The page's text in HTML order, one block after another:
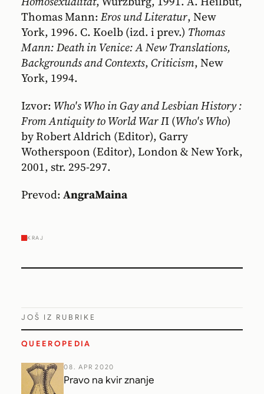
Thomas Mann:Eros und Literatur, New
York, 1996. C. Koelb (izd. i prev.) Thomas
Mann: Death in Venice: A New Translations,
Backgrounds and Contexts,Criticism, New
York, 1994.
Izvor: Who's Who in Gay and Lesbian History :
From Antiquity to World War II (Who's Who)
by Robert Aldrich (Editor), Garry
Wotherspoon (Editor), London & New York,
2001, str. 295-297.
Prevod:AngraMaina
KRAJ
JOŠ IZ RUBRIKE
QUEEROPEDIA
08. APR 2020
Pravo na kvir znanje